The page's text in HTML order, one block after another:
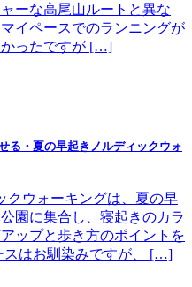
ーな高尾山ルートと異な
イペースでのランニングが
かったですが […]
る・夏の早起きノルディックウォ
クウォーキングは、夏の早
園に集合し、寝起きのカラ
ップと歩き方のポイントを
スはお馴染みですが、 […]